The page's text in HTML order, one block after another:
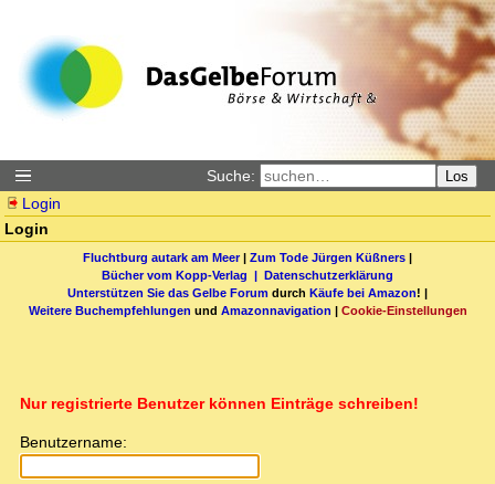
Suche: Los
Login
Login
Fluchtburg autark am Meer| Zum Tode Jürgen Küßners |
Bücher vom Kopp-Verlag | Datenschutzerklärung
Unterstützen Sie das Gelbe Forum durch Käufe bei Amazon! |
Weitere Buchempfehlungen und Amazonnavigation | Cookie-Einstellungen
Nur registrierte Benutzer können Einträge schreiben!
Benutzername: